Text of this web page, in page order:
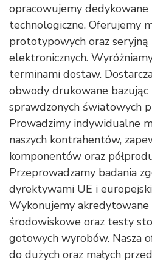
opracowujemy dedykowane
technologiczne. Oferujemy
prototypowych oraz seryjną
elektronicznych.
terminami dostaw.
obwody drukowane bazując
sprawdzonych światowych
Prowadzimy indywidualne
naszych kontrahentów,
komponentów oraz
Przeprowadzamy badania
dyrektywami UE i
Wykonujemy akredytowane
środowiskowe oraz testy
gotowych wyrobów. Nasza
do dużych oraz małych